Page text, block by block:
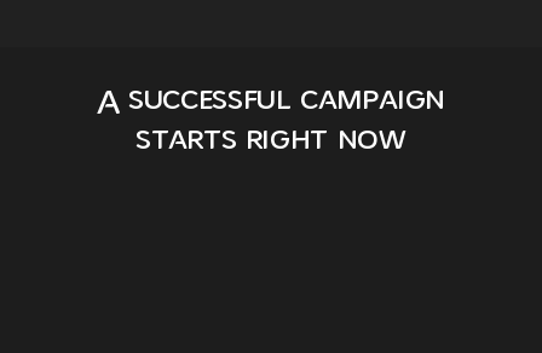
A successful campaign
starts right now